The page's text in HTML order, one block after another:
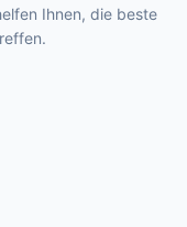
Ihnen, die beste